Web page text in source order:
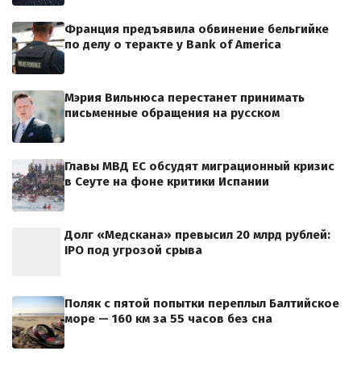
Франция предъявила обвинение бельгийке
по делу о теракте у Bank of America
Мэрия Вильнюса перестанет принимать
письменные обращения на русском
Главы МВД ЕС обсудят миграционный кризис
в Сеуте на фоне критики Испании
Долг «Медскана» превысил 20 млрд рублей:
IPO под угрозой срыва
Поляк с пятой попытки переплыл Балтийское
море — 160 км за 55 часов без сна